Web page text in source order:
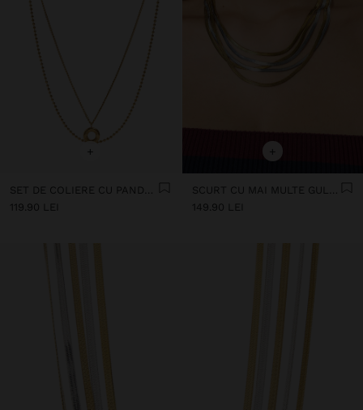
+
119.90 LEI
+
149.90 LEI